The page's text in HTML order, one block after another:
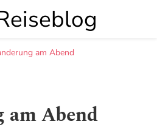
am Abend
am Abend